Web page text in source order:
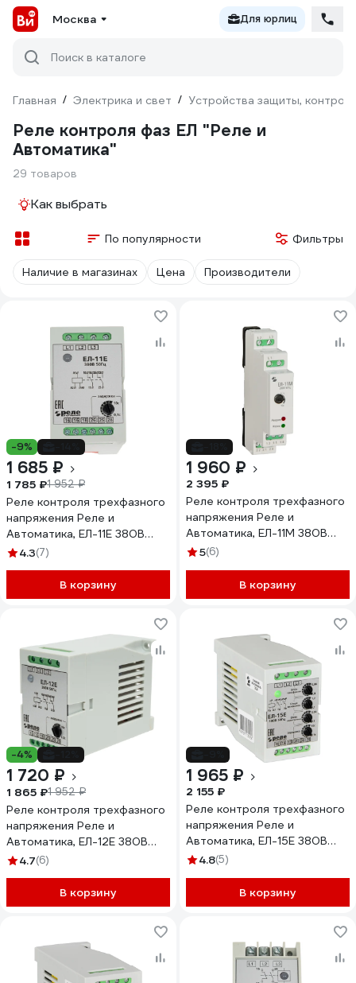
Москва Для юрлиц
Поиск в каталоге
Главная / Электрика и свет / Устройства защиты,
Реле контроля фаз ЕЛ "Реле и
Автоматика"
29 товаров
Как выбрать
По популярности Фильтры
Наличие в магазинах Цена Производители
-9%
1 685 ₽
1 785 ₽1 952 ₽
Реле контроля трехфазного
напряжения Реле и
Автоматика, ЕЛ-11Е 380В
50Гц A8222-77135136
4.3(7)
В корзину
1 960 ₽
2 395 ₽
Реле контроля трехфазного
напряжения Реле и
Автоматика, ЕЛ-11М 380В
50Гц A8222-77135181
5(6)
В корзину
-4%
1 720 ₽
1 865 ₽1 952 ₽
Реле контроля трехфазного
напряжения Реле и
Автоматика, ЕЛ-12Е 380В
50Гц A8222-77135242
4.7(6)
В корзину
1 965 ₽
2 155 ₽
Реле контроля трехфазного
напряжения Реле и
Автоматика, ЕЛ-15Е 380В
50Гц A8222-77135358
4.8(5)
В корзину